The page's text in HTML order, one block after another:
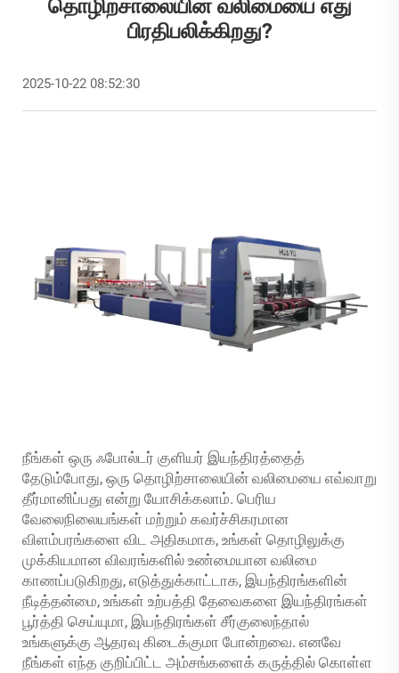
தொழிற்சாலையின் வலிமையை எது
பிரதிபலிக்கிறது?
2025-10-22 08:52:30
நீங்கள் ஒரு ஃபோல்டர் குளியர் இயந்திரத்தைத்
தேடும்போது, ஒரு தொழிற்சாலையின் வலிமையை எவ்வாறு
தீர்மானிப்பது என்று யோசிக்கலாம். பெரிய
வேலைநிலையங்கள் மற்றும் கவர்ச்சிகரமான
விளம்பரங்களை விட அதிகமாக, உங்கள் தொழிலுக்கு
முக்கியமான விவரங்களில் உண்மையான வலிமை
காணப்படுகிறது, எடுத்துக்காட்டாக, இயந்திரங்களின்
நீடித்தன்மை, உங்கள் உற்பத்தி தேவைகளை இயந்திரங்கள்
பூர்த்தி செய்யுமா, இயந்திரங்கள் சீர்குலைந்தால்
உங்களுக்கு ஆதரவு கிடைக்குமா போன்றவை. எனவே
நீங்கள் எந்த குறிப்பிட்ட அம்சங்களைக் கருத்தில் கொள்ள